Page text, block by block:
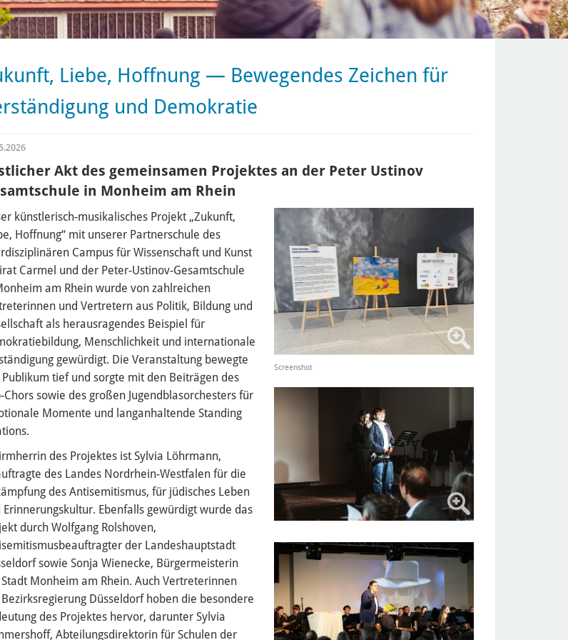
Liebe, Hoffnung — Bewegendes Zeichen für
und Demokratie
Akt des gemeinsamen Projektes an der Peter Ustinov
in Monheim am Rhein
Screenshot
künstlerisch-musikalisches Projekt „Zukunft,
Hoffnung“ mit unserer Partnerschule des
Campus für Wissenschaft und Kunst
Carmel und der Peter-Ustinov-Gesamtschule
am Rhein wurde von zahlreichen
und Vertretern aus Politik, Bildung und
als herausragendes Beispiel für
Menschlichkeit und internationale
gewürdigt. Die Veranstaltung bewegte
Publikum tief und sorgte mit den Beiträgen des
Chors sowie des großen Jugendblasorchesters für
Momente und langanhaltende Standing
des Projektes ist Sylvia Löhrmann,
des Landes Nordrhein-Westfalen für die
des Antisemitismus, für jüdisches Leben
Erinnerungskultur. Ebenfalls gewürdigt wurde das
durch Wolfgang Rolshoven,
der Landeshauptstadt
sowie Sonja Wienecke, Bürgermeisterin
Monheim am Rhein. Auch Vertreterinnen
Düsseldorf hoben die besondere
des Projektes hervor, darunter Sylvia
Abteilungsdirektorin für Schulen der